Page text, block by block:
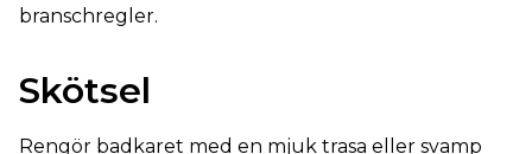
branschregler.
Skötsel
Rengör badkaret med en mjuk trasa eller svamp